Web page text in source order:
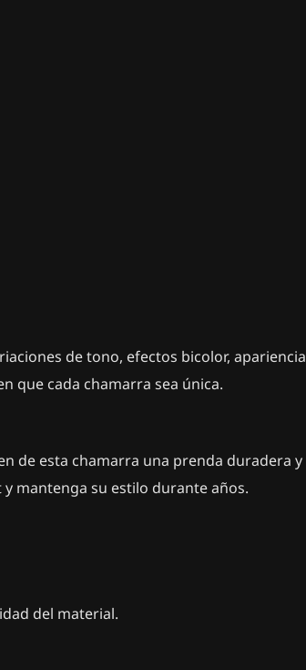
de tono, efectos bicolor, apariencia
que cada chamarra sea única.
de esta chamarra una prenda duradera y
mantenga su estilo durante años.
del material.